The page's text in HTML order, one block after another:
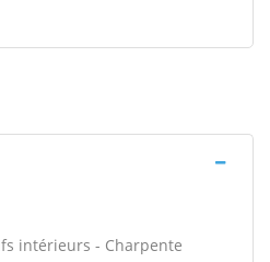
intérieurs - Charpente